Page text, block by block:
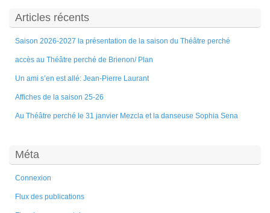
Articles récents
Saison 2026-2027 la présentation de la saison du Théâtre perché
accès au Théâtre perché de Brienon/ Plan
Un ami s’en est allé: Jean-Pierre Laurant
Affiches de la saison 25-26
Au Théâtre perché le 31 janvier Mezcla et la danseuse Sophia Sena
Méta
Connexion
Flux des publications